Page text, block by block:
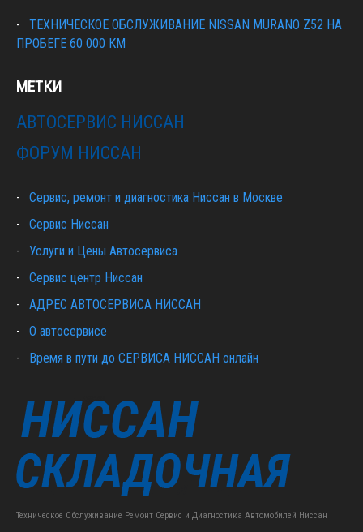
ТЕХНИЧЕСКОЕ ОБСЛУЖИВАНИЕ NISSAN MURANO Z52 НА
ПРОБЕГЕ 60 000 КМ
МЕТКИ
АВТОСЕРВИС НИССАН
ФОРУМ НИССАН
Сервис, ремонт и диагностика Ниссан в Москве
Сервис Ниссан
Услуги и Цены Автосервиса
Сервис центр Ниссан
АДРЕС АВТОСЕРВИСА НИССАН
О автосервисе
Время в пути до СЕРВИСА НИССАН онлайн
Техническое Обслуживание Ремонт Сервис и Диагностика Автомобилей Ниссан